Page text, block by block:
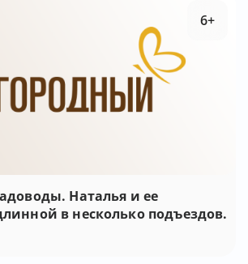
Наталья и ее
в несколько подъездов.
6+